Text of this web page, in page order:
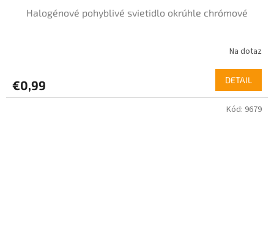
Halogénové pohyblivé svietidlo okrúhle chrómové
Na dotaz
€0,99 DETAIL
Kód: 9679